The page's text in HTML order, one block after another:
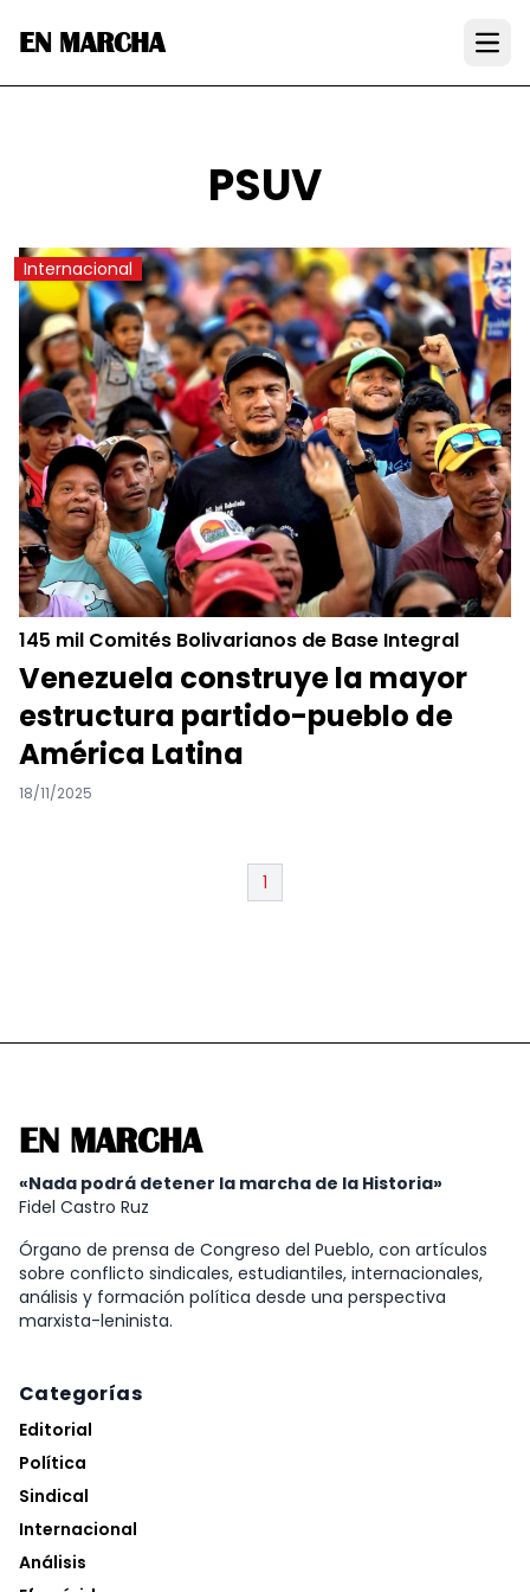
EN MARCHA
PSUV
Internacional
145 mil Comités Bolivarianos de Base Integral
Venezuela construye la mayor
estructura partido-pueblo de
América Latina
18/11/2025
1
EN MARCHA
«Nada podrá detener la marcha de la Historia»
Fidel Castro Ruz
Órgano de prensa de Congreso del Pueblo, con artículos
sobre conflicto sindicales, estudiantiles, internacionales,
análisis y formación política desde una perspectiva
marxista-leninista.
Categorías
Editorial
Política
Sindical
Internacional
Análisis